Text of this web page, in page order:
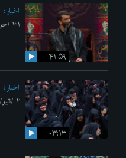
۴۱:۵۹
اخبار
۳۱ /خرداد/ ۱۴۰۵
۰۳:۱۳
اخبار
۲ /تیر/ ۱۴۰۵